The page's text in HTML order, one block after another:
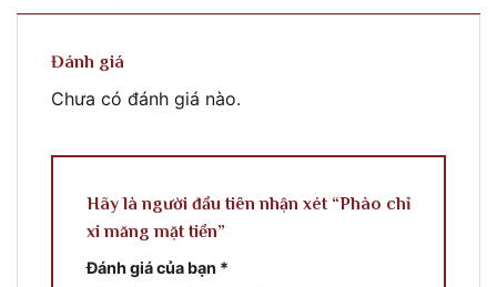
Đánh giá
Chưa có đánh giá nào.
Hãy là người đầu tiên nhận xét “Phào chỉ
xi măng mặt tiền”
Đánh giá của bạn *